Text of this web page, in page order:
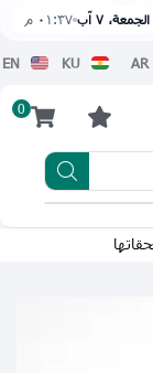
الجمعة، ٧ آب ٠١:٣٧ م
AR
KU
EN
0